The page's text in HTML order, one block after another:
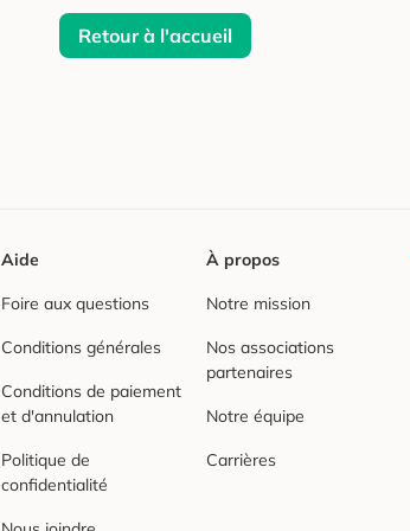
Retour à l'accueil
Aide
Foire aux questions
Conditions générales
Conditions de paiement
et d'annulation
Politique de
confidentialité
À propos
Notre mission
Nos associations
partenaires
Notre équipe
Carrières